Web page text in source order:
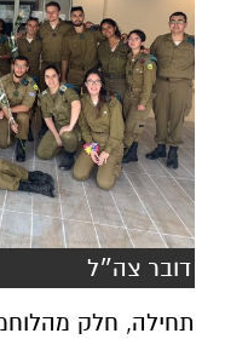
דובר צה״ל
תחילה, חלק